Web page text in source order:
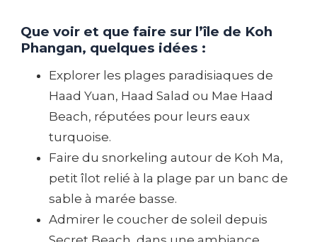
Que voir et que faire sur l’île de Koh
Phangan, quelques idées :
Explorer les plages paradisiaques de
Haad Yuan, Haad Salad ou Mae Haad
Beach, réputées pour leurs eaux
turquoise.
Faire du snorkeling autour de Koh Ma,
petit îlot relié à la plage par un banc de
sable à marée basse.
Admirer le coucher de soleil depuis